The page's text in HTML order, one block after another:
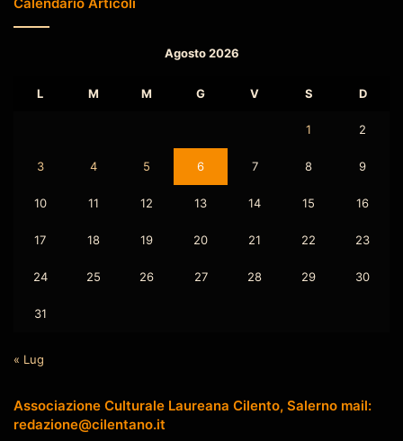
Agosto 2026
L M M G V S D
1 2
3 4 5 6 7 8 9
10 11 12 13 14 15 16
17 18 19 20 21 22 23
24 25 26 27 28 29 30
31
« Lug
Associazione Culturale Laureana Cilento, Salerno mail:
redazione@cilentano.it